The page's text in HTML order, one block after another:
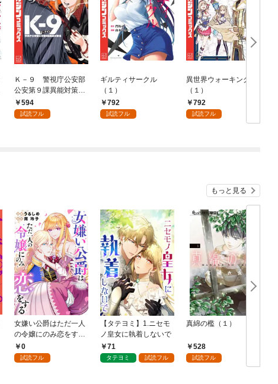
Ｋ－９ 警視庁公安部
公安第９課異能対策係
（１）
594
試読フル
ギルティサークル
（１）
792
試読フル
異世界ウォーキング
（１）
792
試読フル
もっと見る
女嫌い公爵はただ一人
の令嬢にのみ恋をする
（分冊版）第１話
0
試読フル
【タテヨミ】1.ニセモ
ノ皇女に執着しないで
71
タテヨミ 試読フル
真綿の檻（１）
528
試読フル